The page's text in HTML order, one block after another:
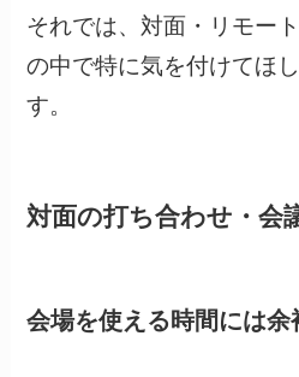
それでは、対面・リモー
の中で特に気を付けてほ
す。
対面の打ち合わせ・会
会場を使える時間には余